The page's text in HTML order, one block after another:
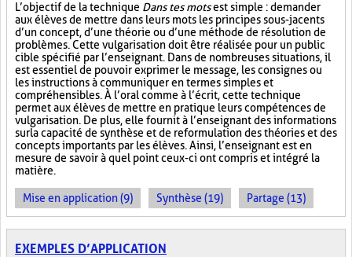
L’objectif de la technique Dans tes motsest simple : demander
aux élèves de mettre dans leurs mots les principes sous-jacents
d’un concept, d’une théorie ou d’une méthode de résolution de
problèmes. Cette vulgarisation doit être réalisée pour un public
cible spécifié par l’enseignant. Dans de nombreuses situations, il
est essentiel de pouvoir exprimer le message, les consignes ou
les instructions à communiquer en termes simples et
compréhensibles. À l’oral comme à l’écrit, cette technique
permet aux élèves de mettre en pratique leurs compétences de
vulgarisation. De plus, elle fournit à l’enseignant des informations
sur la capacité de synthèse et de reformulation des théories et des
concepts importants par les élèves. Ainsi, l’enseignant est en
mesure de savoir à quel point ceux-ci ont compris et intégré la
matière.
Mise en application (9) Synthèse (19) Partage (13)
EXEMPLES D’APPLICATION